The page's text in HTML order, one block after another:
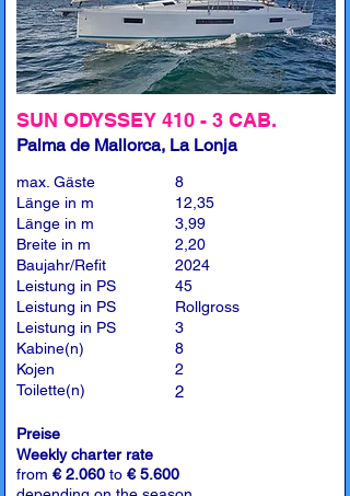
SUN ODYSSEY 410 - 3 CAB.
Palma de Mallorca, La Lonja
max. Gäste
Länge in m
Länge in m
Breite in m
Baujahr/Refit
Leistung in PS
Leistung in PS
Leistung in PS
Kabine(n)
Kojen
Toilette(n)
8
12,35
3,99
2,20
2024
45
Rollgross
3
8
2
2
Preise
Weekly charter rate
from € 2.060 to € 5.600